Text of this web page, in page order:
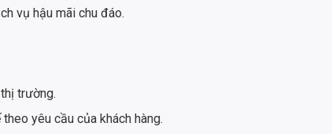
vụ hậu mãi chu đáo.
trường.
yêu cầu của khách hàng.